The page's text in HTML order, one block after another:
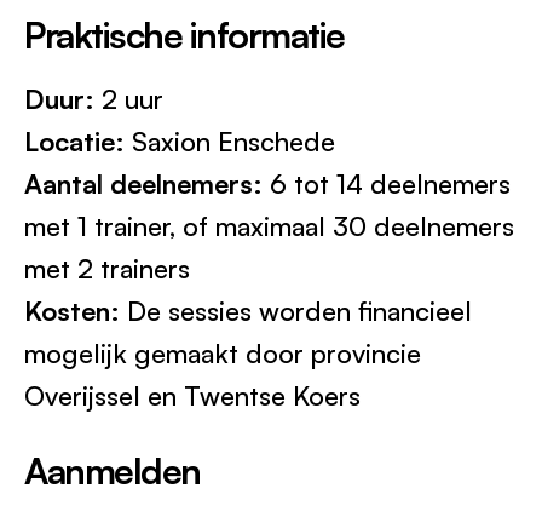
Praktische informatie
Duur: 2 uur
Locatie: Saxion Enschede
Aantal deelnemers: 6 tot 14 deelnemers
met 1 trainer, of maximaal 30 deelnemers
met 2 trainers
Kosten: De sessies worden financieel
mogelijk gemaakt door provincie
Overijssel en Twentse Koers
Aanmelden